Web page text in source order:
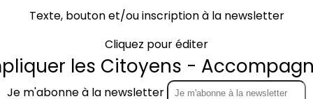
Texte, bouton et/ou inscription à la newsletter
Cliquez pour éditer
les Citoyens -
Je m'abonne à la newsletter